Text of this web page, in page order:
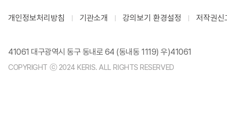
개인정보처리방침 기관소개 강의보기 환경설정 저작권신
41061 대구광역시 동구 동내로 64 (동내동 1119) 우)41061
COPYRIGHT ⓒ 2024 KERIS. ALL RIGHTS RESERVED